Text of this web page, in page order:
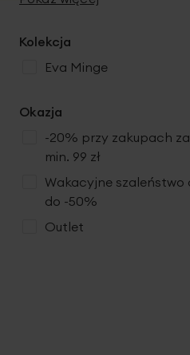
Kolekcja
Eva Minge
Okazja
-20% przy zakupach za
min. 99 zł
Wakacyjne szaleństwo cen
do -50%
Outlet